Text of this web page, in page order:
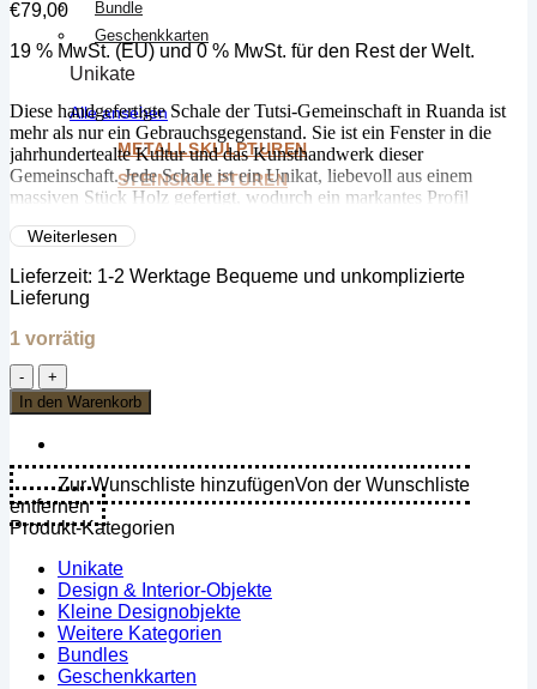
Bundle
Geschenkkarten
Unikate
Alle ansehen
METALLSKULPTUREN
STEINSKULPTUREN
€79,00
19 % MwSt. (EU) und 0 % MwSt. für den Rest der Welt.
Diese handgefertigte Schale der Tutsi-Gemeinschaft in Ruanda ist
mehr als nur ein Gebrauchsgegenstand. Sie ist ein Fenster in die
jahrhundertealte Kultur und das Kunsthandwerk dieser
Gemeinschaft. Jede Schale ist ein Unikat, liebevoll aus einem
massiven Stück Holz gefertigt, wodurch ein markantes Profil
vereint. Hinter ihrer Schönheit verbirgt sich eine Geschichte, die
Handwerkskunst, die von Generation zu Generation weitergegeben
wurde. Bringen Sie mit dieser einzigartigen Schale ein Stück
afrikanischer Geschichte und Kunsthandwerk in Ihr Zuhause und
lassen Sie sich von ihrer Schönheit und Einzigartigkeit verzaubern.
Weiterlesen
Lieferzeit: 1-2 Werktage Bequeme und unkomplizierte
Lieferung
1 vorrätig
Tutsi
Holzschale
-
Ellipsenform
(Ruanda)
Menge
In den Warenkorb
Zur Wunschliste hinzufügenVon der Wunschliste
entfernen
Produkt-Kategorien
Unikate
Design & Interior-Objekte
Kleine Designobjekte
Weitere Kategorien
Bundles
Geschenkkarten